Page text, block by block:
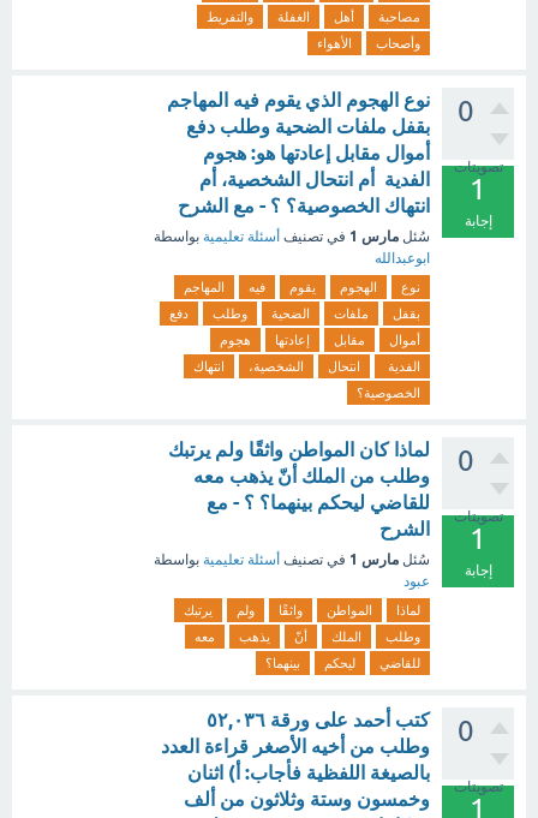
مصاحبة
أهل الغفلة
والتفريط
وأصحاب
الأهواء
0
تصويتات
1
إجابة
نوع الهجوم الذي يقوم فيه المهاجم
بقفل ملفات الضحية وطلب دفع
أموال مقابل إعادتها هو: هجوم
الفدية أم انتحال الشخصية، أم
انتهاك الخصوصية؟ ؟ - مع الشرح
سُئل مارس 1 في تصنيف أسئلة تعليمية بواسطة
ابوعبدالله
نوع الهجوم يقوم فيه
المهاجم
بقفل
ملفات الضحية وطلب
دفع
أموال
مقابل إعادتها
هجوم
الفدية
انتحال الشخصية،
انتهاك
الخصوصية؟
0
تصويتات
1
إجابة
لماذا كان المواطن واثقًا ولم يرتبك
وطلب من الملك أنّ يذهب معه
للقاضي ليحكم بينهما؟ ؟ - مع
الشرح
سُئل مارس 1 في تصنيف أسئلة تعليمية بواسطة
عبود
لماذا المواطن واثقًا ولم
يرتبك
وطلب
الملك أنّ يذهب
معه
للقاضي
ليحكم بينهما؟
0
تصويتات
1
كتب أحمد على ورقة ٥٢,٠٣٦
وطلب من أخيه الأصغر قراءة العدد
بالصيغة اللفظية فأجاب: أ) اثنان
وخمسون وستة وثلاثون من ألف